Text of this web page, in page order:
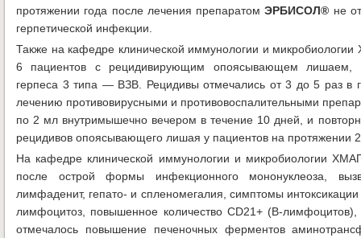
протяжении года после лечения препаратомЭРБИСОЛ® не
герпетической инфекции.
Также на кафедре клинической иммунологии и
6 пациентов с рецидивирующим опоясывающем лишаем,
герпеса 3 типа — ВЗВ. Рецидивы отмечались от 3 до 5 раз в
лечению противовирусными и противовоспалительными
по 2 мл внутримышечно вечером в течение 10 дней, и
рецидивов опоясывающего лишая у пациентов на протяжении
На кафедре клинической иммунологии и микробиологии
после острой формы инфекционного мононуклеоза,
лимфаденит, гепато- и спленомегалия, симптомы
лимфоцитоз, повышенное количество СD21+ (В-
отмечалось повышение печеночных ферментов